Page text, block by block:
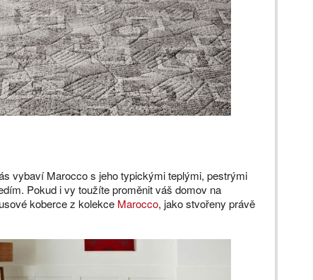
vybaví Marocco s jeho typickými teplými, pestrými
Pokud i vy toužíte proměnit váš domov na
koberce z kolekce Marocco, jako stvořeny právě